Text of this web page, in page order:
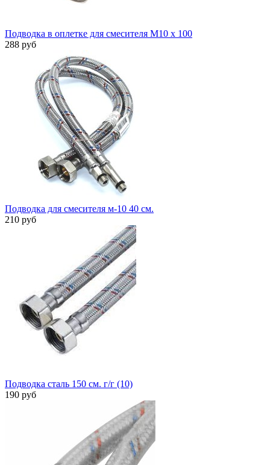
Подводка в оплетке для смесителя М10 х 100
288 руб
Подводка для смесителя м-10 40 см.
210 руб
Подводка сталь 150 см. г/г (10)
190 руб